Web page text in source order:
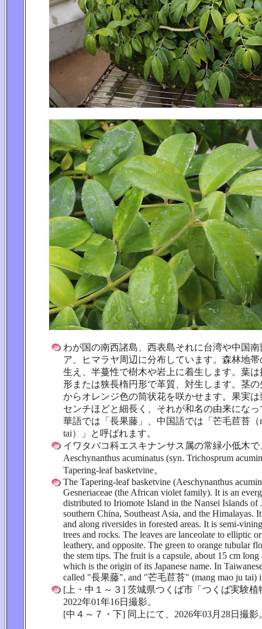
わが国の南西諸島、西表島それに台湾や中国
ア、ヒマラヤ周辺に分布しています。森林地
生え、半蔓性で樹木や岩上に着生します。葉
形または狭長楕円形で革質、対生します。茎
からオレンジ色の筒状花を咲かせます。果実
センチほどと細長く、それが和名の由来にな
華語では「長果藤」、中国語では「芒毛苣苔（
tai）」と呼ばれます。
イワタバコ科エスキナンサス属の常緑小低木
Aeschynanthus acuminatus (syn. Trichosprum
Tapering-leaf basketvine。
The Tapering-leaf basketvine (Aeschynanthus
Gesneriaceae (the African violet family). It is an
distributed to Iriomote Island in the Nansei Islands of
southern China, Southeast Asia, and the Himalayas.
and along riversides in forested areas. It is semi-
trees and rocks. The leaves are lanceolate to elliptic
leathery, and opposite. The green to orange tubular
the stem tips. The fruit is a capsule, about 15 cm long
which is the origin of its Japanese name. In
called "長果藤", and "芒毛苣苔" (mang mao ju tai)
[上・中１～３] 茨城県つくば市「つくば実験植
2022年01年16日撮影。
[中４～７・下] 同上にて、2026年03月28日撮影